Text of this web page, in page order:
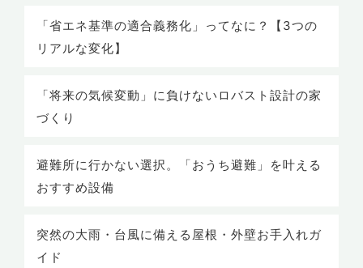
「省エネ基準の適合義務化」ってなに？【3つの
リアルな変化】
「将来の気候変動」に負けないロバスト設計の家
づくり
避難所に行かない選択。「おうち避難」を叶える
おすすめ設備
突然の大雨・台風に備える屋根・外壁お手入れガ
イド